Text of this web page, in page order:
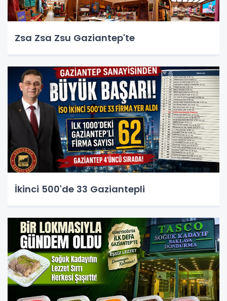
Zsa Zsa Zsu Gaziantep'te
İkinci 500'de 33 Gaziantepli